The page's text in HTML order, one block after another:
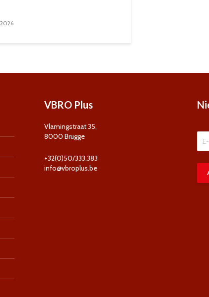
VBRO Plus
Vlamingstraat 35,
8000 Brugge
+32(0)50/333.383
info@vbroplus.be